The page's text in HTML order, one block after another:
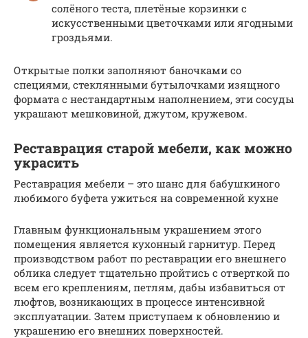
солёного теста, плетёные корзинки с
искусственными цветочками или ягодными
гроздьями.
Открытые полки заполняют баночками со
специями, стеклянными бутылочками изящного
формата с нестандартным наполнением, эти сосуды
украшают мешковиной, джутом, кружевом.
Реставрация старой мебели, как можно
украсить
Реставрация мебели – это шанс для бабушкиного
любимого буфета ужиться на современной кухне
Главным функциональным украшением этого
помещения является кухонный гарнитур. Перед
производством работ по реставрации его внешнего
облика следует тщательно пройтись с отверткой по
всем его креплениям, петлям, дабы избавиться от
люфтов, возникающих в процессе интенсивной
эксплуатации. Затем приступаем к обновлению и
украшению его внешних поверхностей.